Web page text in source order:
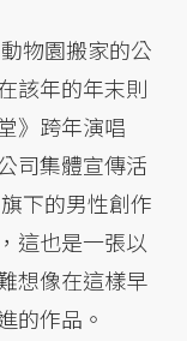
物園搬家的公
該年的年末則
》跨年演唱
司集體宣傳活
下的男性創作
這也是一張以
想像在這樣早
的作品。